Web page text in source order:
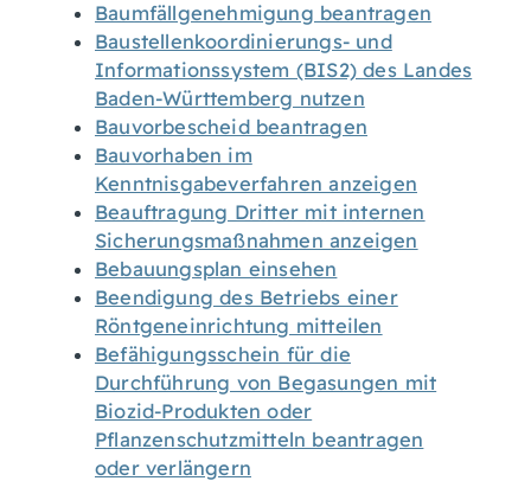
Baumfällgenehmigung beantragen
Baustellenkoordinierungs- und
Informationssystem (BIS2) des Landes
Baden-Württemberg nutzen
Bauvorbescheid beantragen
Bauvorhaben im
Kenntnisgabeverfahren anzeigen
Beauftragung Dritter mit internen
Sicherungsmaßnahmen anzeigen
Bebauungsplan einsehen
Beendigung des Betriebs einer
Röntgeneinrichtung mitteilen
Befähigungsschein für die
Durchführung von Begasungen mit
Biozid-Produkten oder
Pflanzenschutzmitteln beantragen
oder verlängern